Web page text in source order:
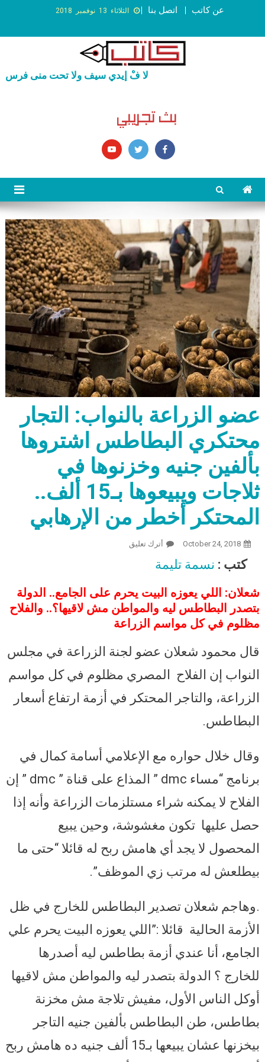
الثلاثاء 13 نوفمبر 2018 اتصل بنا عن كاتب
لا فْ إيدي سيف ولا تحت منى فرس
عضو الزراعة بالنواب: التجار
محتكري البطاطس اشتروها
بألفين جنيه وخزنوها في
ثلاجات ويبيعوها بـ15 ألف..
المحتكر أخطر من الإرهابي
October 24, 2018 أترك تعليق
كتب : نسمة تليمة
شعلان: اللي يعوزه البيت يحرم على الجامع.. الدولة
بتصدر البطاطس ليه والمواطن مش لاقيها؟.. والفلاح
مظلوم في كل مواسم الزراعة
قال محمود شعلان عضو لجنة الزراعة في مجلس
النواب إن الفلاح المصري مظلوم في كل مواسم
الزراعة، والتاجر المحتكر في أزمة ارتفاع أسعار
البطاطس.
وقال خلال حواره مع الإعلامي أسامة كمال في
برنامج “مساء dmc ” المذاع على قناة ” dmc ” إن
الفلاح لا يمكنه شراء مستلزمات الزراعة وأنه إذا
حصل عليها تكون مغشوشة، وحين يبيع
المحصول لا يجد أي هامش ربح له قائلا “حتى ما
بيطلعش له مرتب زي الموظف”.
.وهاجم شعلان تصدير البطاطس للخارج في ظل
الأزمة الحالية قائلا :”اللي يعوزه البيت يحرم علي
الجامع، أنا عندي أزمة بطاطس ليه أصدرها
للخارج ؟ الدولة بتصدر ليه والمواطن مش لاقيها
أوكل الناس الأول، مفيش تلاجة مش مخزنة
بطاطس، طن البطاطس بألفين جنيه التاجر
بيخزنها عشان يبيعها بـ15 ألف جنيه ده هامش ربح